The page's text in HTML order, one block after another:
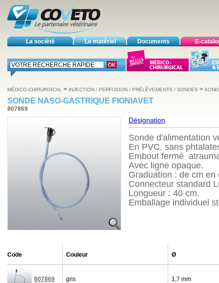
La société Le matériel Documents E-
MÉDICO-CHIRURGICAL > INJECTION / PERFUSION / PRÉLÈVEMENTS / SONDES >
SONDE NASO-GASTRIQUE FIONIAVET
807869
Désignation
Sonde d'alimentation
En PVC, sans
Embout fermé
Avec ligne opaque.
Graduation : de cm en
Connecteur standard
Longueur : 40 cm.
Emballage individuel
Code Couleur Ø
807869 gris 1,7 mm